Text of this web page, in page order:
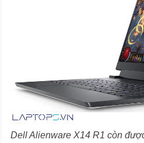
Dell Alienware X14 R1 còn